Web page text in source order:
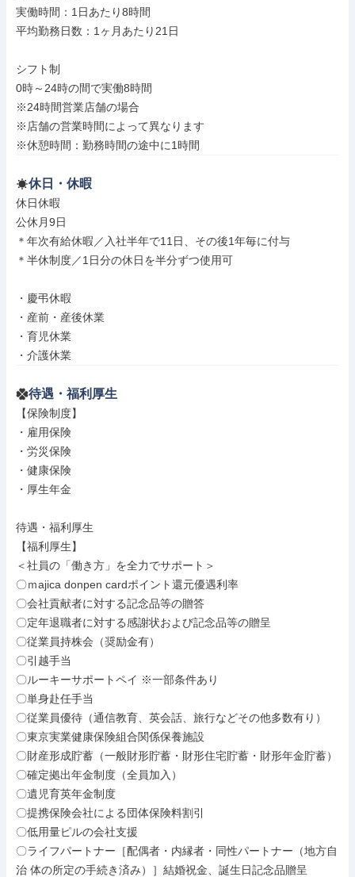
実働時間：1日あたり8時間
平均勤務日数：1ヶ月あたり21日
シフト制
0時～24時の間で実働8時間
※24時間営業店舗の場合
※店舗の営業時間によって異なります
※休憩時間：勤務時間の途中に1時間
休日・休暇
休日休暇
公休月9日
＊年次有給休暇／入社半年で11日、その後1年毎に付与
＊半休制度／1日分の休日を半分ずつ使用可
・慶弔休暇
・産前・産後休業
・育児休業
・介護休業
待遇・福利厚生
【保険制度】
・雇用保険
・労災保険
・健康保険
・厚生年金
待遇・福利厚生
【福利厚生】
＜社員の「働き方」を全力でサポート＞
〇ｍajica donpen cardポイント還元優遇利率
〇会社貢献者に対する記念品等の贈答
〇定年退職者に対する感謝状および記念品等の贈呈
〇従業員持株会（奨励金有）
〇引越手当
〇ルーキーサポートペイ ※一部条件あり
〇単身赴任手当
〇従業員優待（通信教育、英会話、旅行などその他多数有り）
〇東京実業健康保険組合関係保養施設
〇財産形成貯蓄（一般財形貯蓄・財形住宅貯蓄・財形年金貯蓄）
〇確定拠出年金制度（全員加入）
〇遺児育英年金制度
〇提携保険会社による団体保険料割引
〇低用量ピルの会社支援
〇ライフパートナー［配偶者・内縁者・同性パートナー（地方自
治 体の所定の手続き済み）］結婚祝金、誕生日記念品贈呈